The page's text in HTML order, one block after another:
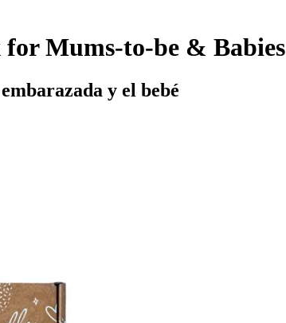
Mums-to-be & Babies
y el bebé